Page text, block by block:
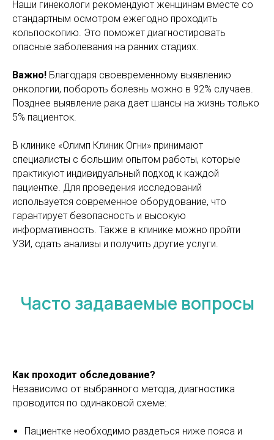
Наши гинекологи рекомендуют женщинам вместе со
стандартным осмотром ежегодно проходить
кольпоскопию. Это поможет диагностировать
опасные заболевания на ранних стадиях.
Важно! Благодаря своевременному выявлению
онкологии, побороть болезнь можно в 92% случаев.
Позднее выявление рака дает шансы на жизнь только
5% пациенток.
В клинике «Олимп Клиник Огни» принимают
специалисты с большим опытом работы, которые
практикуют индивидуальный подход к каждой
пациентке. Для проведения исследований
используется современное оборудование, что
гарантирует безопасность и высокую
информативность. Также в клинике можно пройти
УЗИ, сдать анализы и получить другие услуги.
Часто задаваемые вопросы
Как проходит обследование?
Независимо от выбранного метода, диагностика
проводится по одинаковой схеме:
Пациентке необходимо раздеться ниже пояса и